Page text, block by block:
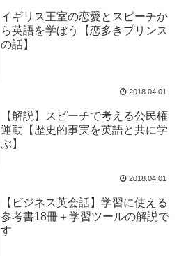
イギリス王室の恋愛とスピーチか
ら英語を学ぼう【恋多きプリンス
の話】
2018.04.01
【解説】スピーチで考える公民権
運動【歴史的事実を英語と共に学
ぶ】
2018.04.01
【ビジネス英会話】学習に使える
参考書18冊＋学習ツールの解説で
す